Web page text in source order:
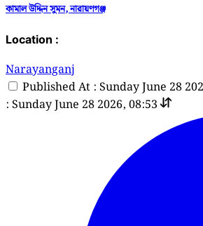
কামাল উদ্দিন সুমন, নারায়ণগঞ্জ
Location :
Narayanganj
Published At : Sunday June 28
: Sunday June 28 2026, 08:53